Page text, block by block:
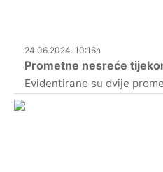
24.06.2024. 10:16h
Prometne nesreće
Evidentirane su dvije